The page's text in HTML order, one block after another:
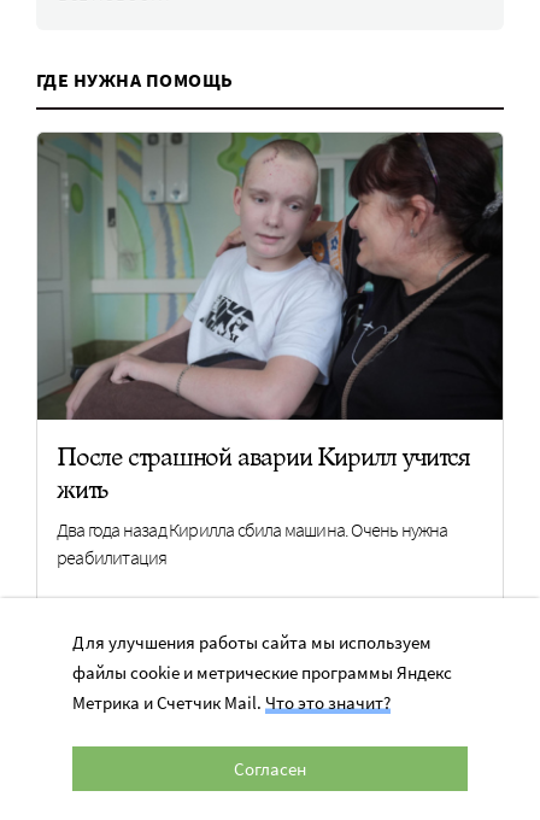
ГДЕ НУЖНА ПОМОЩЬ
После страшной аварии Кирилл учится
жить
Два года назад Кирилла сбила машина. Очень нужна
реабилитация
25 482 руб.
ПОМОЧЬ
Для улучшения работы сайта мы используем
файлы cookie и метрические программы Яндекс
Метрика и Счетчик Mail. Что это значит?
Согласен